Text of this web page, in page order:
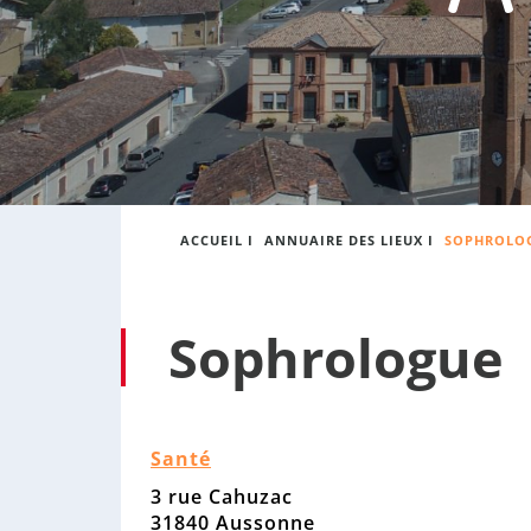
s
o
n
e
ACCUEIL I ANNUAIRE DES LIEUX I
Sophrologue
Santé
3 rue Cahuzac
31840 Aussonne